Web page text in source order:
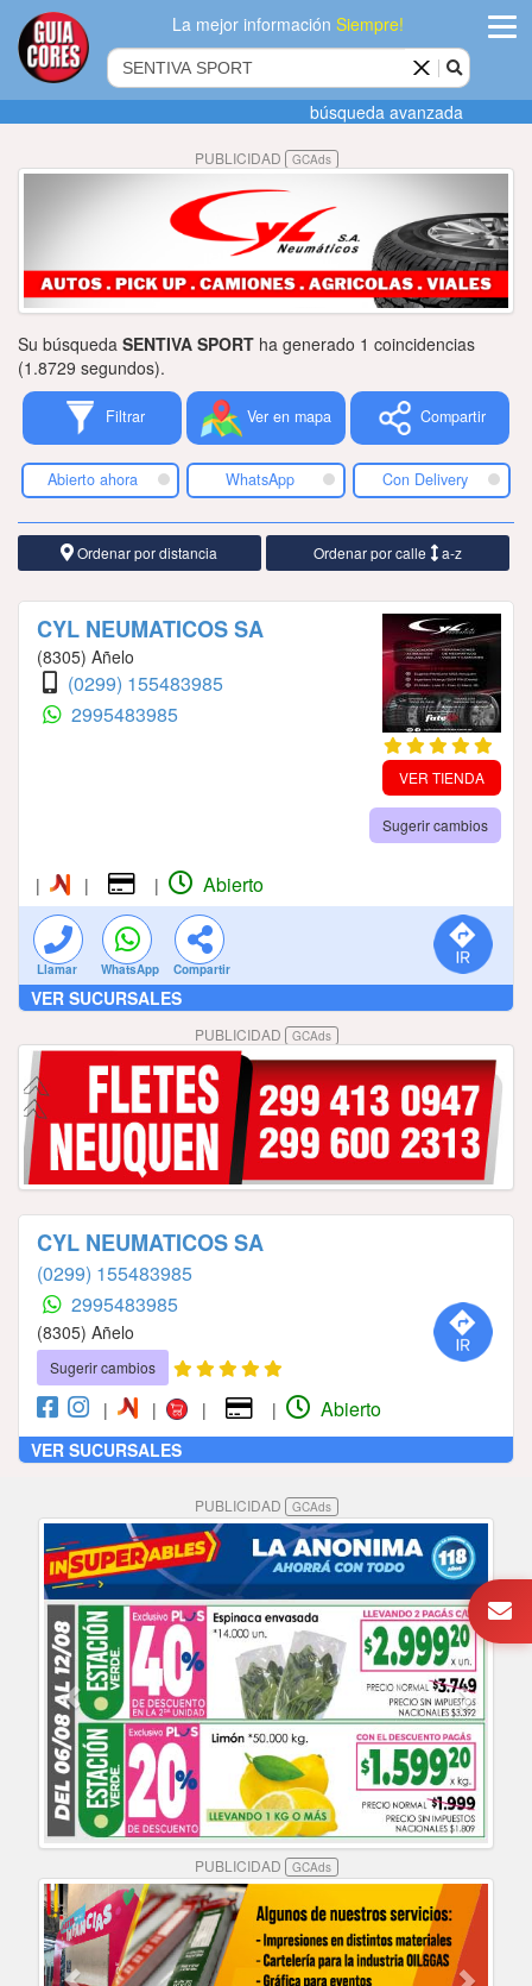
La mejor informaciónSiempre!
Agregar
empresa
Actualizar
datos
Publicidad
Tiendacores
Contactenos
búsqueda avanzada
PUBLICIDAD GCAds
Su búsqueda SENTIVA SPORT ha generado 1 coincidencias
(1.8729 segundos).
Filtrar Ver en mapa Compartir
Abierto ahora WhatsApp Con Delivery
Ordenar por distancia Ordenar por calle a-z
CYL NEUMATICOS SA
(8305) Añelo
(0299) 155483985
2995483985
VER TIENDA
Sugerir cambios
| | | Abierto
Llamar WhatsApp Compartir
VER SUCURSALES
PUBLICIDAD GCAds
CYL NEUMATICOS SA
(0299) 155483985
2995483985
(8305) Añelo
Sugerir cambios
| | | | Abierto
VER SUCURSALES
PUBLICIDAD GCAds
PUBLICIDAD GCAds